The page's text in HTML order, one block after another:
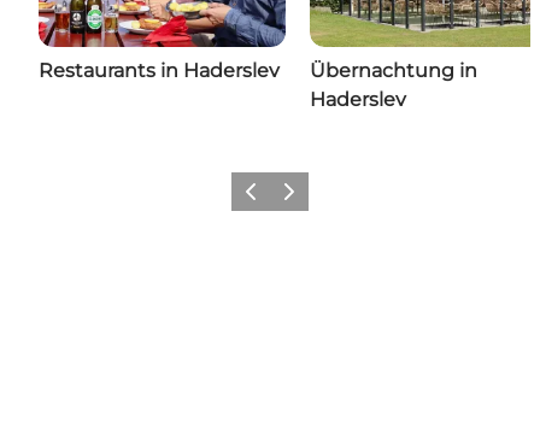
Restaurants in Haderslev
Übernachtung in
Haderslev
ZurückWeiter